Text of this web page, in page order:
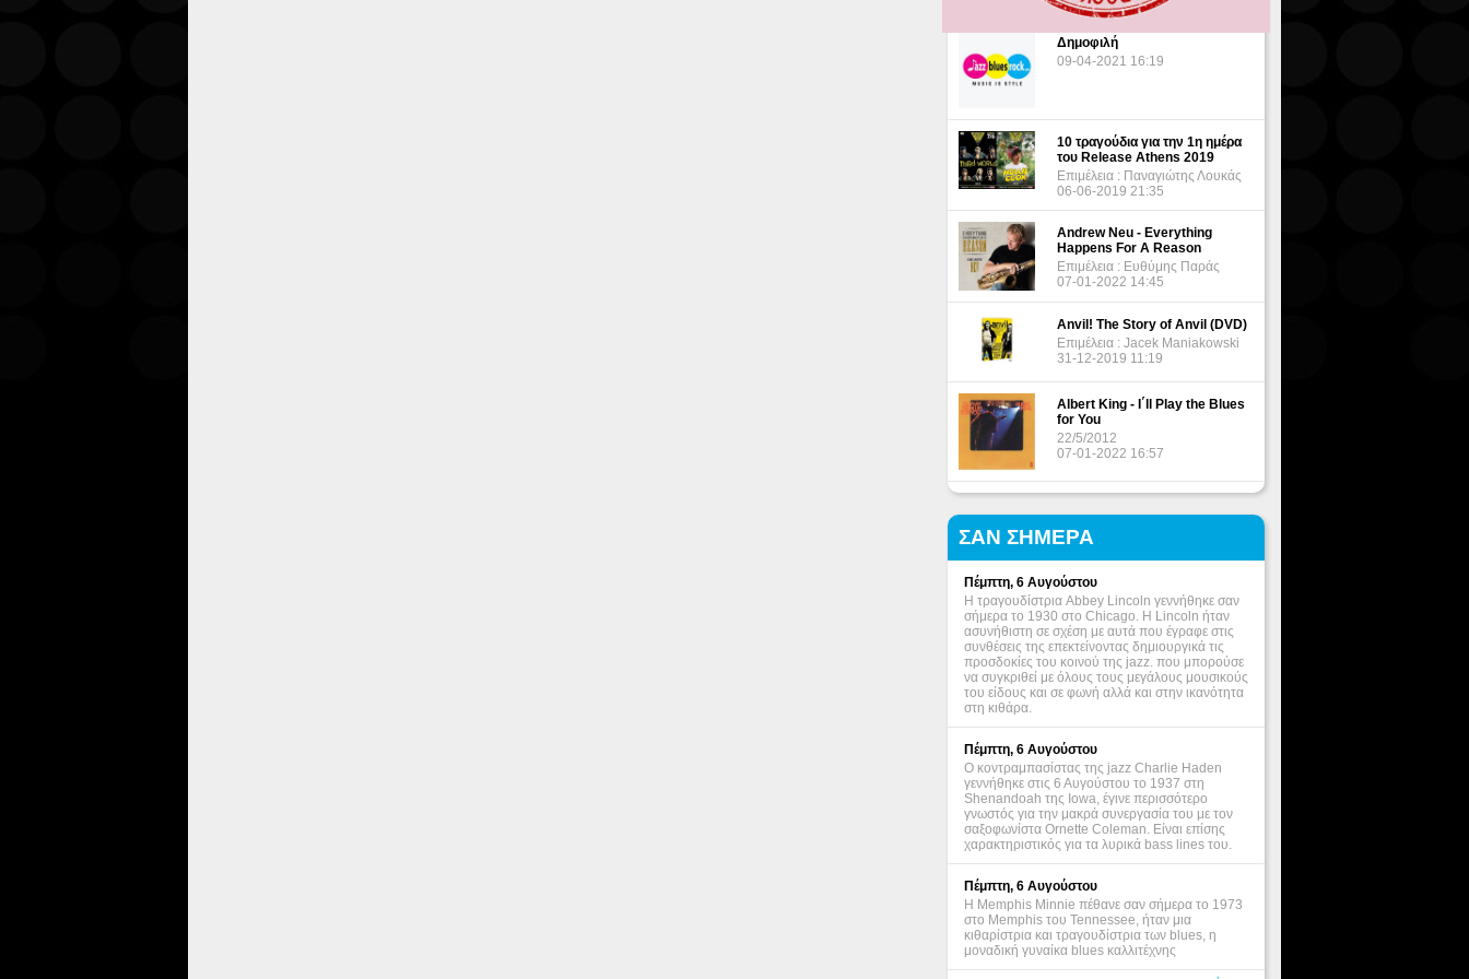
Δημοφιλή
09-04-2021 16:19
10 τραγούδια για την 1η ημέρα
του Release Athens 2019
Επιμέλεια : Παναγιώτης Λουκάς
06-06-2019 21:35
Andrew Neu - Everything
Happens For A Reason
Επιμέλεια : Ευθύμης Παράς
07-01-2022 14:45
Anvil! The Story of Anvil (DVD)
Επιμέλεια : Jacek Maniakowski
31-12-2019 11:19
Albert King - I΄ll Play the Blues
for You
22/5/2012
07-01-2022 16:57
ΣΑΝ ΣΗΜΕΡΑ
Πέμπτη, 6 Αυγούστου
Η τραγουδίστρια Abbey Lincoln γεννήθηκε σαν
σήμερα το 1930 στο Chicago. Η Lincoln ήταν
ασυνήθιστη σε σχέση με αυτά που έγραφε στις
συνθέσεις της επεκτείνοντας δημιουργικά τις
προσδοκίες του κοινού της jazz. που μπορούσε
να συγκριθεί με όλους τους μεγάλους μουσικούς
του είδους και σε φωνή αλλά και στην ικανότητα
στη κιθάρα.
Πέμπτη, 6 Αυγούστου
Ο κοντραμπασίστας της jazz Charlie Haden
γεννήθηκε στις 6 Αυγούστου το 1937 στη
Shenandoah της Iowa, έγινε περισσότερο
γνωστός για την μακρά συνεργασία του με τον
σαξοφωνίστα Ornette Coleman. Είναι επίσης
χαρακτηριστικός για τα λυρικά bass lines του.
Πέμπτη, 6 Αυγούστου
Η Memphis Minnie πέθανε σαν σήμερα το 1973
στο Memphis του Tennessee, ήταν μια
κιθαρίστρια και τραγουδίστρια των blues, η
μοναδική γυναίκα blues καλλιτέχνης